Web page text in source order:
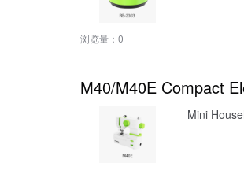
浏览量： 0
M40/M40E Compact
Mini